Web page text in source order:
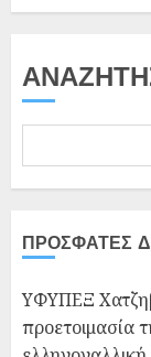
ΠΡΌΣΦΑΤΕΣ
ΥΦΥΠΕΞ
προετοιμασία